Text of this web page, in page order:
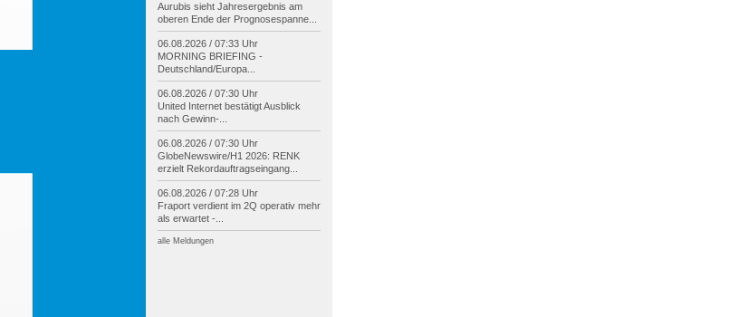
Aurubis sieht Jahresergebnis am
oberen Ende der Prognosespanne...
06.08.2026 / 07:33 Uhr
MORNING BRIEFING -
Deutschland/Europa...
06.08.2026 / 07:30 Uhr
United Internet bestätigt Ausblick
nach Gewinn-
06.08.2026 / 07:30 Uhr
GlobeNewswire/H1 2026: RENK
erzielt Rekordauftragseingang...
06.08.2026 / 07:28 Uhr
Fraport verdient im 2Q operativ mehr
als erwartet -
alle Meldungen